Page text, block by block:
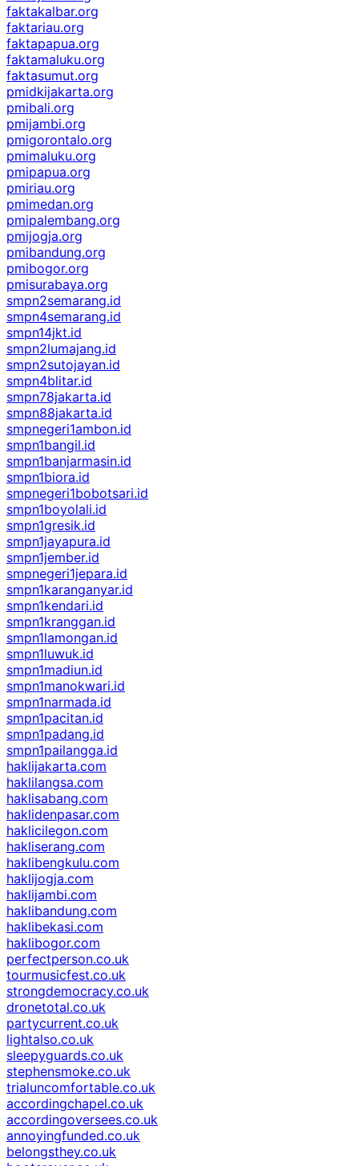
faktakalbar.org
faktariau.org
faktapapua.org
faktamaluku.org
faktasumut.org
pmidkijakarta.org
pmibali.org
pmijambi.org
pmigorontalo.org
pmimaluku.org
pmipapua.org
pmiriau.org
pmimedan.org
pmipalembang.org
pmijogja.org
pmibandung.org
pmibogor.org
pmisurabaya.org
smpn2semarang.id
smpn4semarang.id
smpn14jkt.id
smpn2lumajang.id
smpn2sutojayan.id
smpn4blitar.id
smpn78jakarta.id
smpn88jakarta.id
smpnegeri1ambon.id
smpn1bangil.id
smpn1banjarmasin.id
smpn1biora.id
smpnegeri1bobotsari.id
smpn1boyolali.id
smpn1gresik.id
smpn1jayapura.id
smpn1jember.id
smpnegeri1jepara.id
smpn1karanganyar.id
smpn1kendari.id
smpn1kranggan.id
smpn1lamongan.id
smpn1luwuk.id
smpn1madiun.id
smpn1manokwari.id
smpn1narmada.id
smpn1pacitan.id
smpn1padang.id
smpn1pailangga.id
haklijakarta.com
haklilangsa.com
haklisabang.com
haklidenpasar.com
haklicilegon.com
hakliserang.com
haklibengkulu.com
haklijogja.com
haklijambi.com
haklibandung.com
haklibekasi.com
haklibogor.com
perfectperson.co.uk
tourmusicfest.co.uk
strongdemocracy.co.uk
dronetotal.co.uk
partycurrent.co.uk
lightalso.co.uk
sleepyguards.co.uk
stephensmoke.co.uk
trialuncomfortable.co.uk
accordingchapel.co.uk
accordingoversees.co.uk
annoyingfunded.co.uk
belongsthey.co.uk